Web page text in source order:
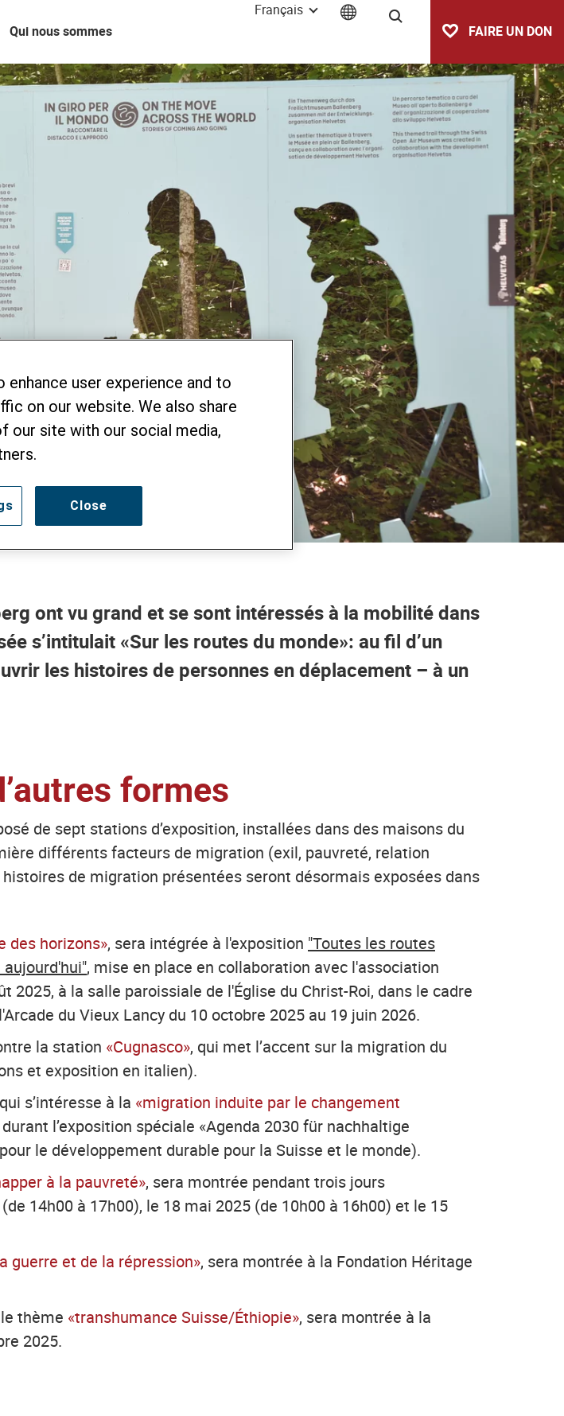
Qui nous sommes
Français
Recherche
FAIRE UN DON
ont vu grand et se sont intéressés à la mobilité dans
s’intitulait «Sur les routes du monde»: au fil d’un
les histoires de personnes en déplacement – à un
formes
de sept stations d’exposition, installées dans des maisons du
différents facteurs de migration (exil, pauvreté, relation
de migration présentées seront désormais exposées dans
des horizons», sera intégrée à l'exposition "Toutes les routes
, mise en place en collaboration avec l'association
2025, à la salle paroissiale de l'Église du Christ-Roi, dans le cadre
du Vieux Lancy du 10 octobre 2025 au 19 juin 2026.
la station «Cugnasco», qui met l’accent sur la migration du
et exposition en italien).
s’intéresse à la «migration induite par le changement
l’exposition spéciale «Agenda 2030 für nachhaltige
le développement durable pour la Suisse et le monde).
à la pauvreté», sera montrée pendant trois jours
14h00 à 17h00), le 18 mai 2025 (de 10h00 à 16h00) et le 15
guerre et de la répression», sera montrée à la Fondation Héritage
thème «transhumance Suisse/Éthiopie», sera montrée à la
2025.
user experience and to
on our website. We also share
our site with our social media,
Close